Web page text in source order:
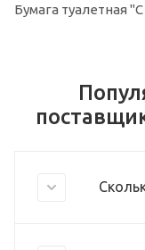
Бумага туалетная